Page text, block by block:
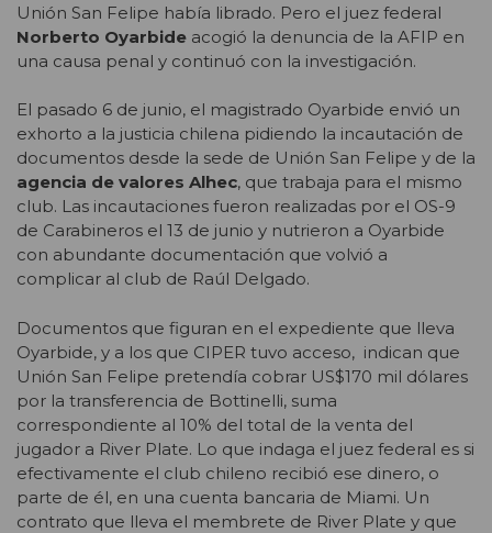
Unión San Felipe había librado. Pero el juez federal
Norberto Oyarbide acogió la denuncia de la AFIP en
una causa penal y continuó con la investigación.
El pasado 6 de junio, el magistrado Oyarbide envió un
exhorto a la justicia chilena pidiendo la incautación de
documentos desde la sede de Unión San Felipe y de la
agencia de valores Alhec, que trabaja para el mismo
club. Las incautaciones fueron realizadas por el OS-9
de Carabineros el 13 de junio y nutrieron a Oyarbide
con abundante documentación que volvió a
complicar al club de Raúl Delgado.
Documentos que figuran en el expediente que lleva
Oyarbide, y a los que CIPER tuvo acceso, indican que
Unión San Felipe pretendía cobrar US$170 mil dólares
por la transferencia de Bottinelli, suma
correspondiente al 10% del total de la venta del
jugador a River Plate. Lo que indaga el juez federal es si
efectivamente el club chileno recibió ese dinero, o
parte de él, en una cuenta bancaria de Miami. Un
contrato que lleva el membrete de River Plate y que